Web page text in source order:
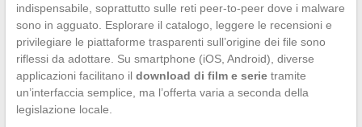
indispensabile, soprattutto sulle reti peer-to-peer dove i malware
sono in agguato. Esplorare il catalogo, leggere le recensioni e
privilegiare le piattaforme trasparenti sull’origine dei file sono
riflessi da adottare. Su smartphone (iOS, Android), diverse
applicazioni facilitano il download di film e serietramite
un’interfaccia semplice, ma l’offerta varia a seconda della
legislazione locale.